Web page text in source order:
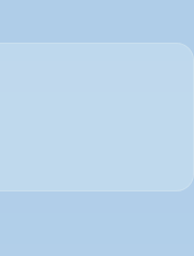
Eine Gelegenheit für